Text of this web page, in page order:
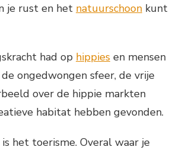
je rust en het natuurschoon kunt
had op hippies en mensen
ongedwongen sfeer, de vrije
over de hippie markten
habitat hebben gevonden.
het toerisme. Overal waar je